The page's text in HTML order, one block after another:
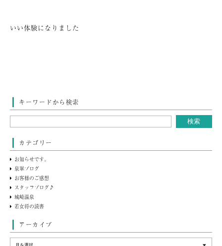
いい体験になりました
キーワードから検索
カテゴリー
お知らせです。
泉翠ブログ
お客様のご感想
スタッフブログ♪
城崎温泉
若女将の読書
アーカイブ